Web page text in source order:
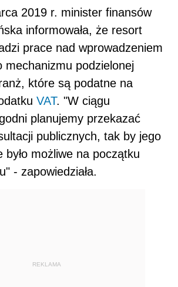
2019 r. minister finansów
informowała, że resort
prace nad wprowadzeniem
mechanizmu podzielonej
które są podatne na
VAT. "W ciągu
planujemy przekazać
publicznych, tak by jego
było możliwe na początku
- zapowiedziała.
REKLAMA